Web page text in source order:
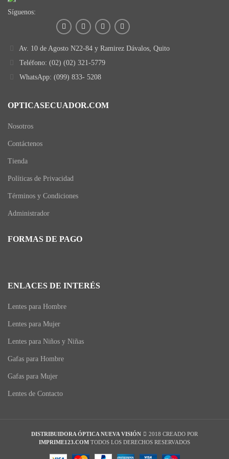
Síguenos:
Av. 10 de Agosto N22-84 y Ramirez Dávalos, Quito
Teléfono: (02) (02) 321-5779
WhatsApp: (099) 833- 5208
OPTICASECUADOR.COM
Nosotros
Contáctenos
Tienda
Políticas de Privacidad
Términos y Condiciones
Administrador
FORMAS DE PAGO
ENLACES DE INTERÉS
Lentes para Hombre
Lentes para Mujer
Lentes para Niños y Niñas
Gafas para Hombre
Gafas para Mujer
Lentes de Contacto
DISTRIBUIDORA ÓPTICA NUEVA VISIÓN
2018 CREADO POR
IMPRIME123.COM TODOS LOS DERECHOS RESERVADOS